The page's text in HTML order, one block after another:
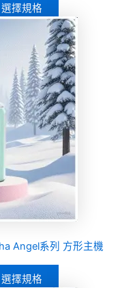
選擇規格
Angel系列 方形主機
選擇規格